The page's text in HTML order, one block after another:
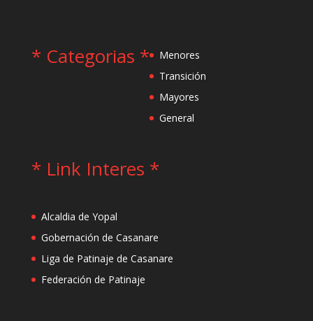
* Categorias *
Menores
Transición
Mayores
General
* Link Interes *
Alcaldia de Yopal
Gobernación de Casanare
Liga de Patinaje de Casanare
Federación de Patinaje